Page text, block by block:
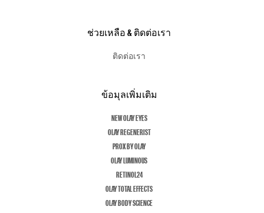
ช่วยเหลือ & ติดต่อเรา
ติดต่อเรา
ข้อมุลเพิ่มเติม
NEW OLAY EYES
OLAY REGENERIST
PROX BY OLAY
OLAY LUMINOUS
RETINOL24
OLAY TOTAL EFFECTS
OLAY BODY SCIENCE